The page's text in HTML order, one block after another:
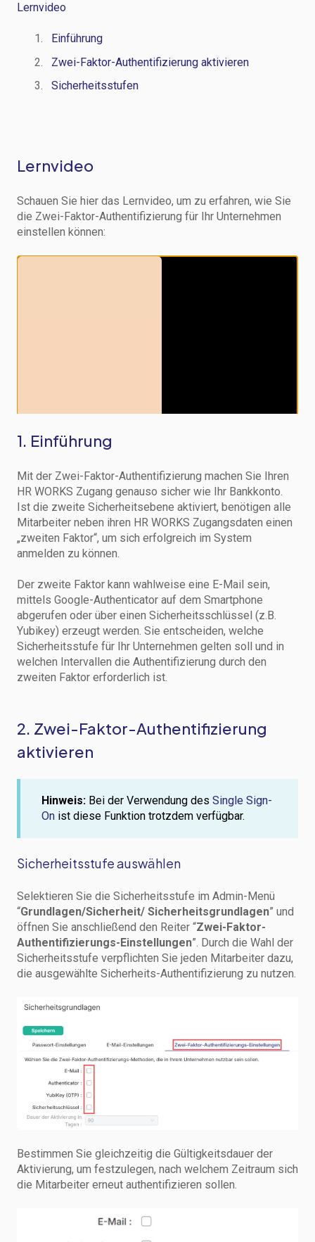
Lernvideo
Einführung
Zwei-Faktor-Authentifizierung aktivieren
Sicherheitsstufen
Lernvideo
Schauen Sie hier das Lernvideo, um zu erfahren, wie Sie
die Zwei-Faktor-Authentifizierung für Ihr Unternehmen
einstellen können:
1. Einführung
Mit der Zwei-Faktor-Authentifizierung machen Sie Ihren
HR WORKS Zugang genauso sicher wie Ihr Bankkonto.
Ist die zweite Sicherheitsebene aktiviert, benötigen alle
Mitarbeiter neben ihren HR WORKS Zugangsdaten einen
„zweiten Faktor“, um sich erfolgreich im System
anmelden zu können.
Der zweite Faktor kann wahlweise eine E-Mail sein,
mittels Google-Authenticator auf dem Smartphone
abgerufen oder über einen Sicherheitsschlüssel (z.B.
Yubikey) erzeugt werden. Sie entscheiden, welche
Sicherheitsstufe für Ihr Unternehmen gelten soll und in
welchen Intervallen die Authentifizierung durch den
zweiten Faktor erforderlich ist.
2. Zwei-Faktor-Authentifizierung
aktivieren
Hinweis: Bei der Verwendung des Single Sign-
On ist diese Funktion trotzdem verfügbar.
Sicherheitsstufe auswählen
Selektieren Sie die Sicherheitsstufe im Admin-Menü
“Grundlagen/Sicherheit/ Sicherheitsgrundlagen” und
öffnen Sie anschließend den Reiter “Zwei-Faktor-
Authentifizierungs-Einstellungen”. Durch die Wahl der
Sicherheitsstufe verpflichten Sie jeden Mitarbeiter dazu,
die ausgewählte Sicherheits-Authentifizierung zu nutzen.
Bestimmen Sie gleichzeitig die Gültigkeitsdauer der
Aktivierung, um festzulegen, nach welchem Zeitraum sich
die Mitarbeiter erneut authentifizieren sollen.